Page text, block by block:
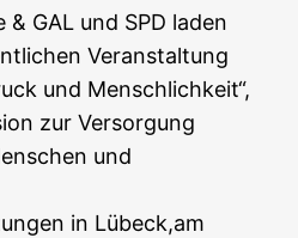
GAL und SPD laden
Veranstaltung
und Menschlichkeit“,
zur Versorgung
und
in Lübeck,am